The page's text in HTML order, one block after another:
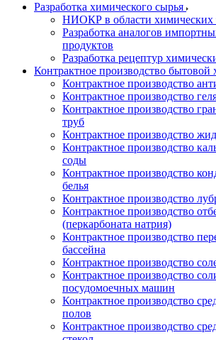
Разработка химического сырья
НИОКР в области химических
Разработка аналогов
продуктов
Разработка рецептур
Контрактное производство бытовой
Контрактное производство
Контрактное производство
Контрактное производство
труб
Контрактное производство
Контрактное производство
соды
Контрактное производство
белья
Контрактное производство
Контрактное производство
(перкарбоната натрия)
Контрактное производство
бассейна
Контрактное производство
Контрактное производство
посудомоечных машин
Контрактное производство
полов
Контрактное производство